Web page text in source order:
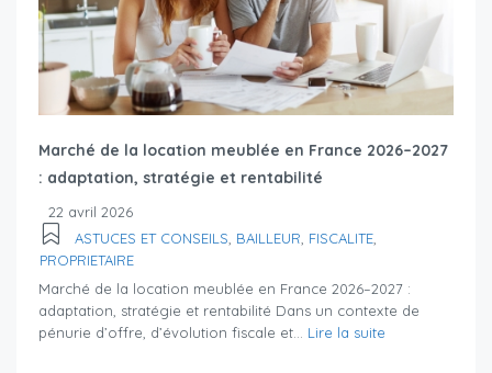
Marché de la location meublée en France 2026–2027
: adaptation, stratégie et rentabilité
22 avril 2026
ASTUCES ET CONSEILS BAILLEUR FISCALITE
PROPRIETAIRE
Marché de la location meublée en France 2026–2027 :
adaptation, stratégie et rentabilité Dans un contexte de
pénurie d’offre, d’évolution fiscale et... Lire la suite